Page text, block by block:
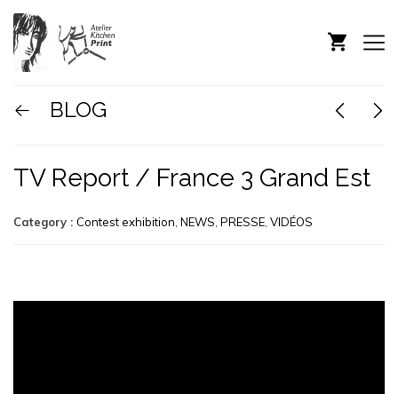
BLOG
TV Report / France 3 Grand Est
Category : Contest exhibition, NEWS, PRESSE, VIDÉOS